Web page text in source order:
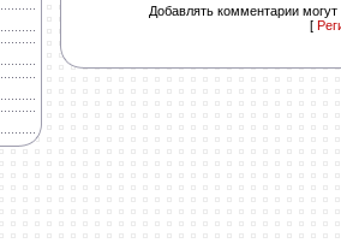
Добавлять комментарии могут
[